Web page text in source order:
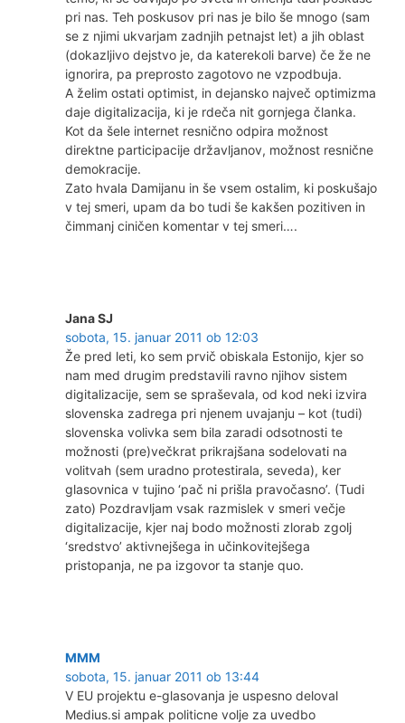
pri nas. Teh poskusov pri nas je bilo še mnogo (sam
se z njimi ukvarjam zadnjih petnajst let) a jih oblast
(dokazljivo dejstvo je, da katerekoli barve) če že ne
ignorira, pa preprosto zagotovo ne vzpodbuja.
A želim ostati optimist, in dejansko največ optimizma
daje digitalizacija, ki je rdeča nit gornjega članka.
Kot da šele internet resnično odpira možnost
direktne participacije državljanov, možnost resnične
demokracije.
Zato hvala Damijanu in še vsem ostalim, ki poskušajo
v tej smeri, upam da bo tudi še kakšen pozitiven in
čimmanj ciničen komentar v tej smeri….
Jana SJ
sobota, 15. januar 2011 ob 12:03
Že pred leti, ko sem prvič obiskala Estonijo, kjer so
nam med drugim predstavili ravno njihov sistem
digitalizacije, sem se spraševala, od kod neki izvira
slovenska zadrega pri njenem uvajanju – kot (tudi)
slovenska volivka sem bila zaradi odsotnosti te
možnosti (pre)večkrat prikrajšana sodelovati na
volitvah (sem uradno protestirala, seveda), ker
glasovnica v tujino ‘pač ni prišla pravočasno’. (Tudi
zato) Pozdravljam vsak razmislek v smeri večje
digitalizacije, kjer naj bodo možnosti zlorab zgolj
‘sredstvo’ aktivnejšega in učinkovitejšega
pristopanja, ne pa izgovor ta stanje quo.
MMM
sobota, 15. januar 2011 ob 13:44
V EU projektu e-glasovanja je uspesno deloval
Medius.si ampak politicne volje za uvedbo